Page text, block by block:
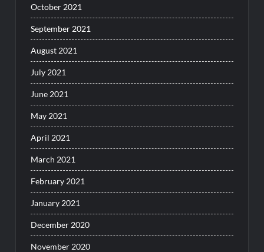
October 2021
September 2021
August 2021
July 2021
June 2021
May 2021
April 2021
March 2021
February 2021
January 2021
December 2020
November 2020